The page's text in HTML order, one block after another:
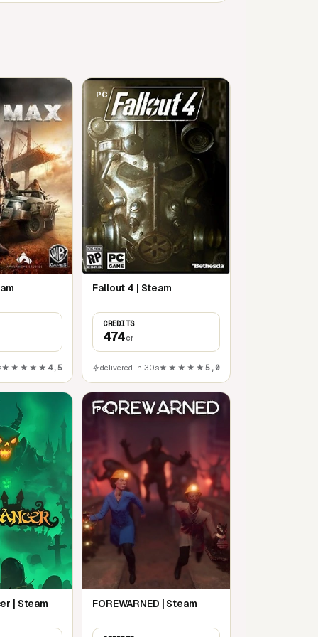
★★★★★ 4,5
PC
Fallout 4 | Steam
CREDITS
474cr
delivered in 30s★★★★★5,0
| Steam
PC
FOREWARNED | Steam